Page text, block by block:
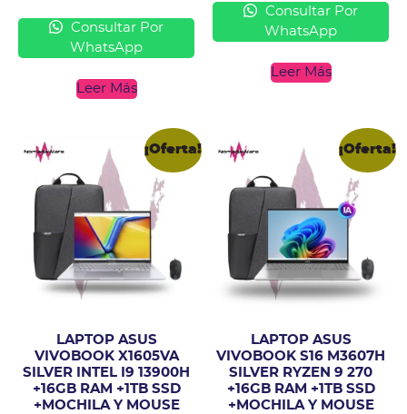
Consultar Por
WhatsApp
Leer Más
Consultar Por
WhatsApp
Leer Más
¡Oferta!
LAPTOP ASUS
VIVOBOOK X1605VA
SILVER INTEL I9 13900H
+16GB RAM +1TB SSD
+MOCHILA Y MOUSE
¡Oferta!
LAPTOP ASUS
VIVOBOOK S16 M3607H
SILVER RYZEN 9 270
+16GB RAM +1TB SSD
+MOCHILA Y MOUSE